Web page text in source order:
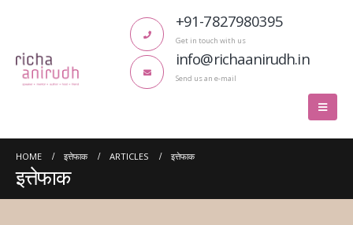
+91-7827980395
Get in touch with us
info@richaanirudh.in
Send us an e-mail
HOME इत्तेफाक ARTICLES इत्तेफाक
इत्तेफाक